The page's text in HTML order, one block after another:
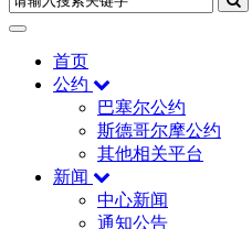
首页
公约
巴塞尔公约
斯德哥尔摩公约
其他相关平台
新闻
中心新闻
通知公告